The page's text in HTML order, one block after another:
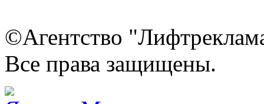
©Агентство
Все права защищены.